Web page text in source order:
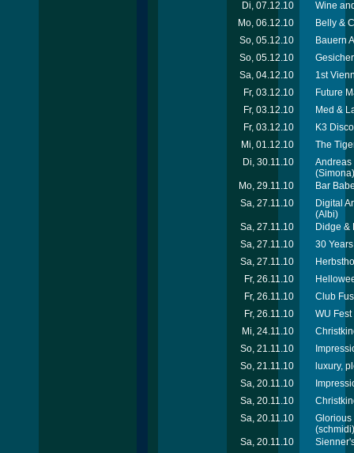
Di, 07.12.10
Wine
Mo, 06.12.10
Belly &
So, 05.12.10
Bauern
So, 05.12.10
Sa, 04.12.10
1st
Fr, 03.12.10
Future
Fr, 03.12.10
Med &
Fr, 03.12.10
K3
Mi, 01.12.10
The
Di, 30.11.10
Andreas
(Simona)
Mo, 29.11.10
Bar
Sa, 27.11.10
Digital
(Albi)
Sa, 27.11.10
Didge &
Sa, 27.11.10
30
Sa, 27.11.10
Fr, 26.11.10
Fr, 26.11.10
Club
Fr, 26.11.10
WU
Mi, 24.11.10
So, 21.11.10
So, 21.11.10
luxury,
Sa, 20.11.10
Sa, 20.11.10
Sa, 20.11.10
Glorious
(schmidi)
Sa, 20.11.10